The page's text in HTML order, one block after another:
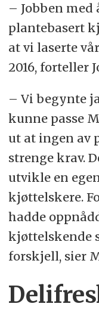
– Jobben med
plantebasert
at vi laserte
2016, forteller
– Vi begynte
kunne passe
ut at ingen av
strenge krav.
utvikle en
kjøttelskere.
hadde
kjøttelskende
forskjell, sier